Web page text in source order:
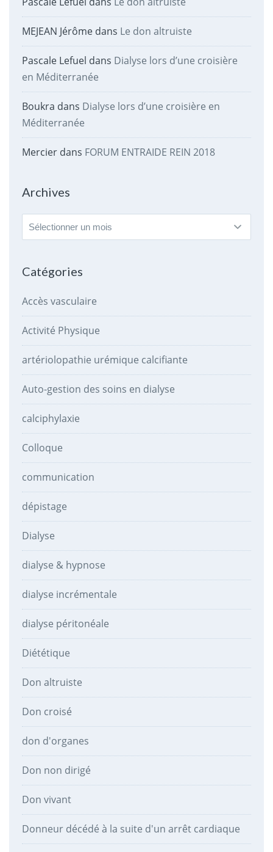
MEJEAN Jérômedans Le don altruiste
Pascale Lefuel dans Dialyse lors d’une croisière
en Méditerranée
Boukra dans Dialyse lors d’une croisière en
Méditerranée
Mercierdans FORUM ENTRAIDE REIN 2018
Archives
Archives
Catégories
Accès vasculaire
Activité Physique
artériolopathie urémique calcifiante
Auto-gestion des soins en dialyse
calciphylaxie
Colloque
communication
dépistage
Dialyse
dialyse & hypnose
dialyse incrémentale
dialyse péritonéale
Diététique
Don altruiste
Don croisé
don d'organes
Don non dirigé
Don vivant
Donneur décédé à la suite d'un arrêt cardiaque